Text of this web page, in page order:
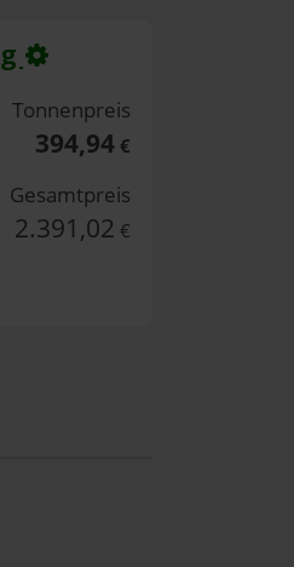
Tonnenpreis
394,94€
Gesamtpreis
2.391,02 €